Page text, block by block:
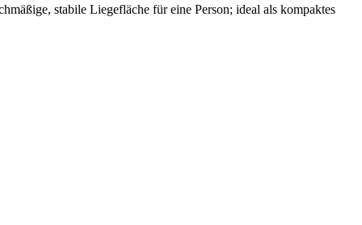
stabile Liegefläche für eine Person; ideal als kompaktes